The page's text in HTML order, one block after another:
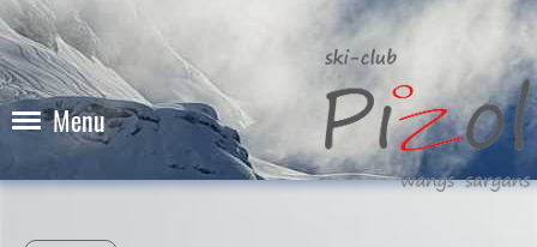
Menu